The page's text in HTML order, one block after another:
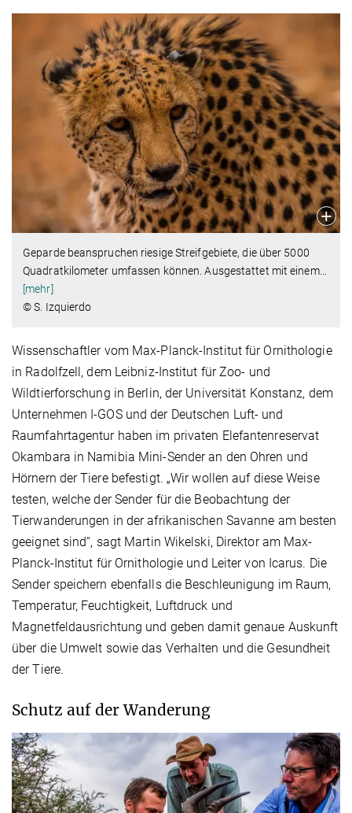
Geparde beanspruchen riesige Streifgebiete, die über 5000
Quadratkilometer umfassen können. Ausgestattet mit einem…
[mehr]
© S. Izquierdo
Wissenschaftler vom Max-Planck-Institut für Ornithologie
in Radolfzell, dem Leibniz-Institut für Zoo- und
Wildtierforschung in Berlin, der Universität Konstanz, dem
Unternehmen I-GOS und der Deutschen Luft- und
Raumfahrtagentur haben im privaten Elefantenreservat
Okambara in Namibia Mini-Sender an den Ohren und
Hörnern der Tiere befestigt. „Wir wollen auf diese Weise
testen, welche der Sender für die Beobachtung der
Tierwanderungen in der afrikanischen Savanne am besten
geeignet sind“, sagt Martin Wikelski, Direktor am Max-
Planck-Institut für Ornithologie und Leiter von Icarus. Die
Sender speichern ebenfalls die Beschleunigung im Raum,
Temperatur, Feuchtigkeit, Luftdruck und
Magnetfeldausrichtung und geben damit genaue Auskunft
über die Umwelt sowie das Verhalten und die Gesundheit
der Tiere.
Schutz auf der Wanderung